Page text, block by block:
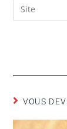
VOUS